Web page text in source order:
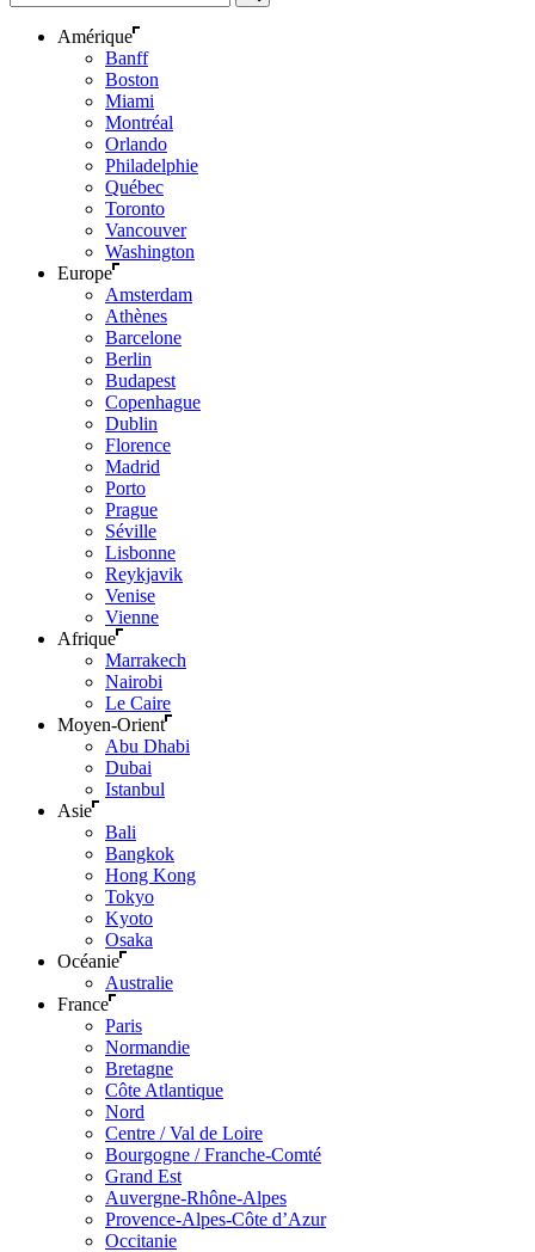
Amérique
Banff
Boston
Miami
Montréal
Orlando
Philadelphie
Québec
Toronto
Vancouver
Washington
Europe
Amsterdam
Athènes
Barcelone
Berlin
Budapest
Copenhague
Dublin
Florence
Madrid
Porto
Prague
Séville
Lisbonne
Reykjavik
Venise
Vienne
Afrique
Marrakech
Nairobi
Le Caire
Moyen-Orient
Abu Dhabi
Dubai
Istanbul
Asie
Bali
Bangkok
Hong Kong
Tokyo
Kyoto
Osaka
Océanie
Australie
France
Paris
Normandie
Bretagne
Côte Atlantique
Nord
Centre / Val de Loire
Bourgogne / Franche-Comté
Grand Est
Auvergne-Rhône-Alpes
Provence-Alpes-Côte d’Azur
Occitanie